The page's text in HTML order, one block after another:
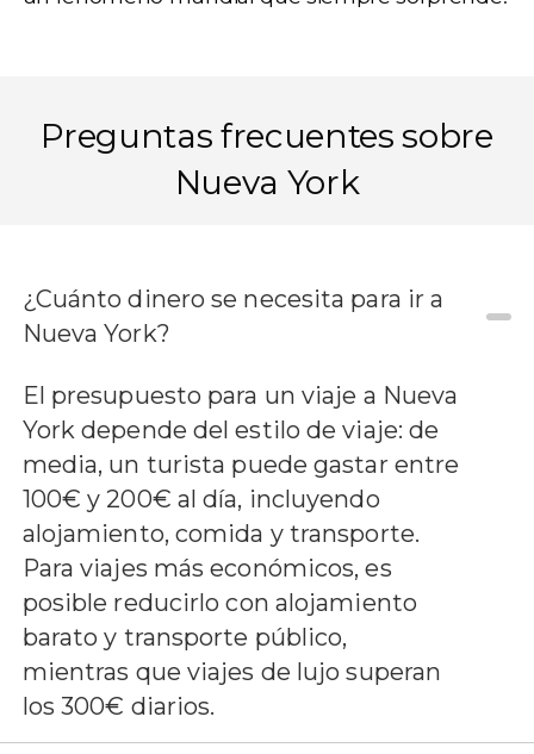
Preguntas frecuentes sobre
Nueva York
¿Cuánto dinero se necesita para ir a
Nueva York?
El presupuesto para un viaje a Nueva
York depende del estilo de viaje: de
media, un turista puede gastar entre
100€ y 200€ al día, incluyendo
alojamiento, comida y transporte.
Para viajes más económicos, es
posible reducirlo con alojamiento
barato y transporte público,
mientras que viajes de lujo superan
los 300€ diarios.